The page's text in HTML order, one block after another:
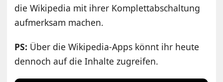
die Wikipedia mit ihrer Komplettabschaltung
aufmerksam machen.
PS: Über die Wikipedia-Apps könnt ihr heute
dennoch auf die Inhalte zugreifen.